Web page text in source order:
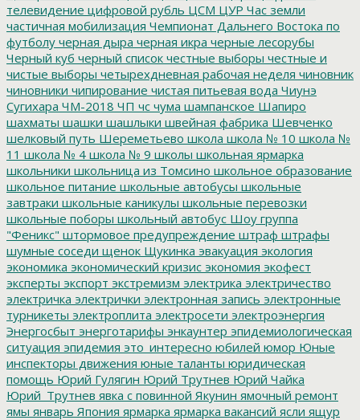
телевидение цифровой рубль ЦСМ ЦУР Час земли
частичная мобилизация Чемпионат Дальнего Востока по
футболу черная дыра черная икра черные лесорубы
Черный куб черный список честные выборы честные и
чистые выборы четырехдневная рабочая неделя чиновник
чиновники чипирование чистая питьевая вода Чиунэ
Сугихара ЧМ-2018 ЧП чс чума шампанское Шапиро
шахматы шашки шашлыки швейная фабрика Шевченко
шелковый путь Шереметьево школа школа № 10 школа №
11 школа № 4 школа № 9 школы школьная ярмарка
школьники школьница из Томсино школьное образование
школьное питание школьные автобусы школьные
завтраки школьные каникулы школьные перевозки
школьные поборы школьный автобус Шоу группа
"Феникс" штормовое предупреждение штраф штрафы
шумные соседи щенок Щукинка эвакуация экология
экономика экономический кризис экономия экофест
эксперты экспорт экстремизм электрика электричество
электричка электрички электронная запись электронные
турникеты электроплита электросети электроэнергия
Энергосбыт энерготарифы энкаунтер эпидемиологическая
ситуация эпидемия это_интересно юбилей юмор Юные
инспекторы движения юные таланты юридическая
помощь Юрий Гулягин Юрий Трутнев Юрий Чайка
Юрий_Трутнев явка с повинной Якунин ямочный ремонт
ямы январь Япония ярмарка ярмарка вакансий ясли ящур